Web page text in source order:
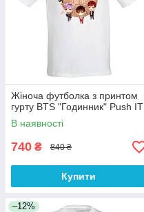
Жіноча футболка з принтом
гурту BTS "Годинник" Push IT
В наявності
740 ₴ 840 ₴
Купити
–12%